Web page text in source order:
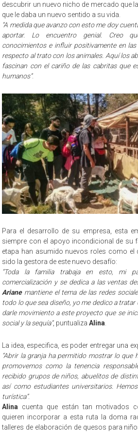
descubrir un nuevo nicho de mercado que
que le daba un nuevo sentido a su vida.
“A medida que avanzo con esto me doy
aportar. Lo encuentro genial. Creo
conocimientos e influir positivamente en
respecto al trato con los animales. Aquí los
fascinan con el cariño de las cabritas que
humanos”.
Para el desarrollo de su empresa, esta
siempre con el apoyo incondicional de su
etapa han asumido nuevos roles como el
sido la gestora de este nuevo desafío:
“Toda la familia trabaja en esto, mi
comercialización y se dedica a las ventas
Arianemantiene el tema de las redes
todo lo que sea diseño, yo me dedico a tratar
darle movimiento a este proyecto que se
social y la sequía”, puntualizaAlina
La idea, especifica, es poder entregar una
“Abrir la granja ha permitido mostrar lo que
promovemos como la tenencia
recibido grupos de niños, abuelitos de
así como estudiantes universitarios.
turística”.
Alina cuenta que están tan motivados
quieren incorporar a esta ruta la doma
talleres de elaboración de quesos para